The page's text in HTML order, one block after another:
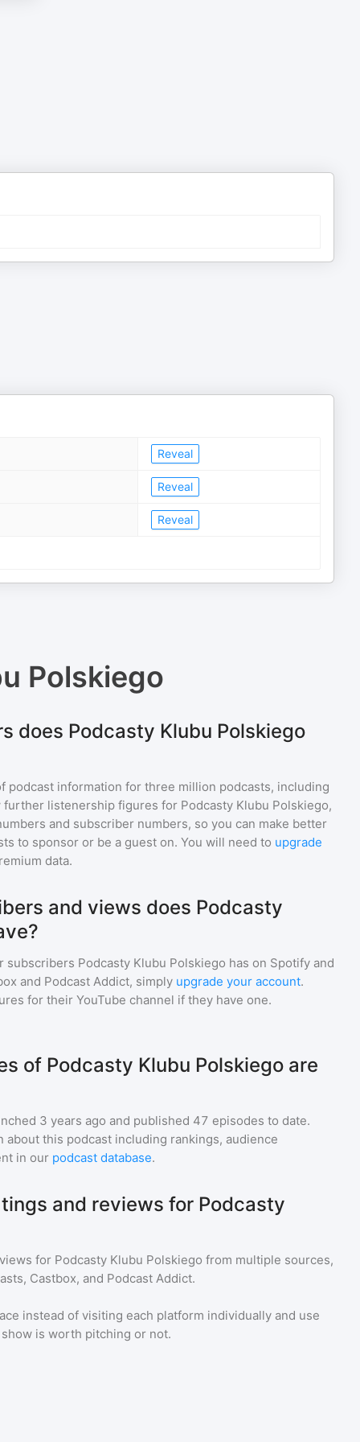
Reveal
Reveal
Reveal
Polskiego
does Podcasty Klubu Polskiego
podcast information for three million podcasts, including
further listenership figures for Podcasty Klubu Polskiego,
and subscriber numbers, so you can make better
to sponsor or be a guest on. You will need to upgrade
data.
and views does Podcasty
subscribers Podcasty Klubu Polskiego has on Spotify and
and Podcast Addict, simply upgrade your account.
for their YouTube channel if they have one.
of Podcasty Klubu Polskiego are
3 years ago and published 47 episodes to date.
about this podcast including rankings, audience
in our podcast database.
and reviews for Podcasty
for Podcasty Klubu Polskiego from multiple sources,
Castbox, and Podcast Addict.
instead of visiting each platform individually and use
is worth pitching or not.